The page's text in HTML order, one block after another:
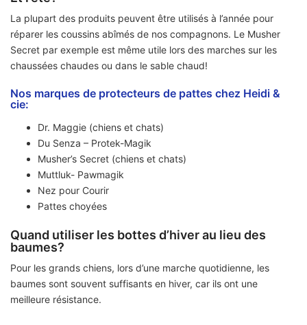
La plupart des produits peuvent être utilisés à l’année pour
réparer les coussins abîmés de nos compagnons. Le Musher
Secret par exemple est même utile lors des marches sur les
chaussées chaudes ou dans le sable chaud!
Nos marques de protecteurs de pattes chez Heidi &
cie:
Dr. Maggie (chiens et chats)
Du Senza – Protek-Magik
Musher’s Secret (chiens et chats)
Muttluk- Pawmagik
Nez pour Courir
Pattes choyées
Quand utiliser les bottes d’hiver au lieu des
baumes?
Pour les grands chiens, lors d’une marche quotidienne, les
baumes sont souvent suffisants en hiver, car ils ont une
meilleure résistance.